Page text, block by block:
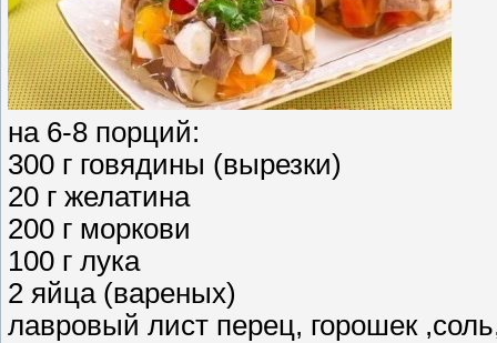
на 6-8 порций:
300 г говядины (вырезки)
20 г желатина
200 г моркови
100 г лука
2 яйца (вареных)
лавровый лист перец, горошек